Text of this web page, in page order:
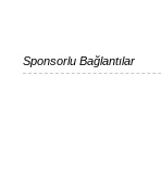
Sponsorlu Bağlantılar